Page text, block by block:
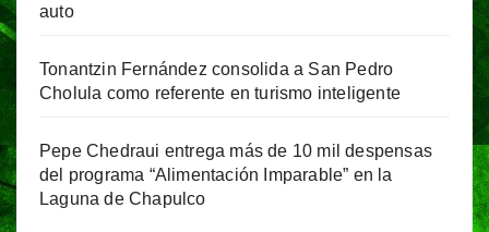
auto
Tonantzin Fernández consolida a San Pedro
Cholula como referente en turismo inteligente
Pepe Chedraui entrega más de 10 mil despensas
del programa “Alimentación Imparable” en la
Laguna de Chapulco